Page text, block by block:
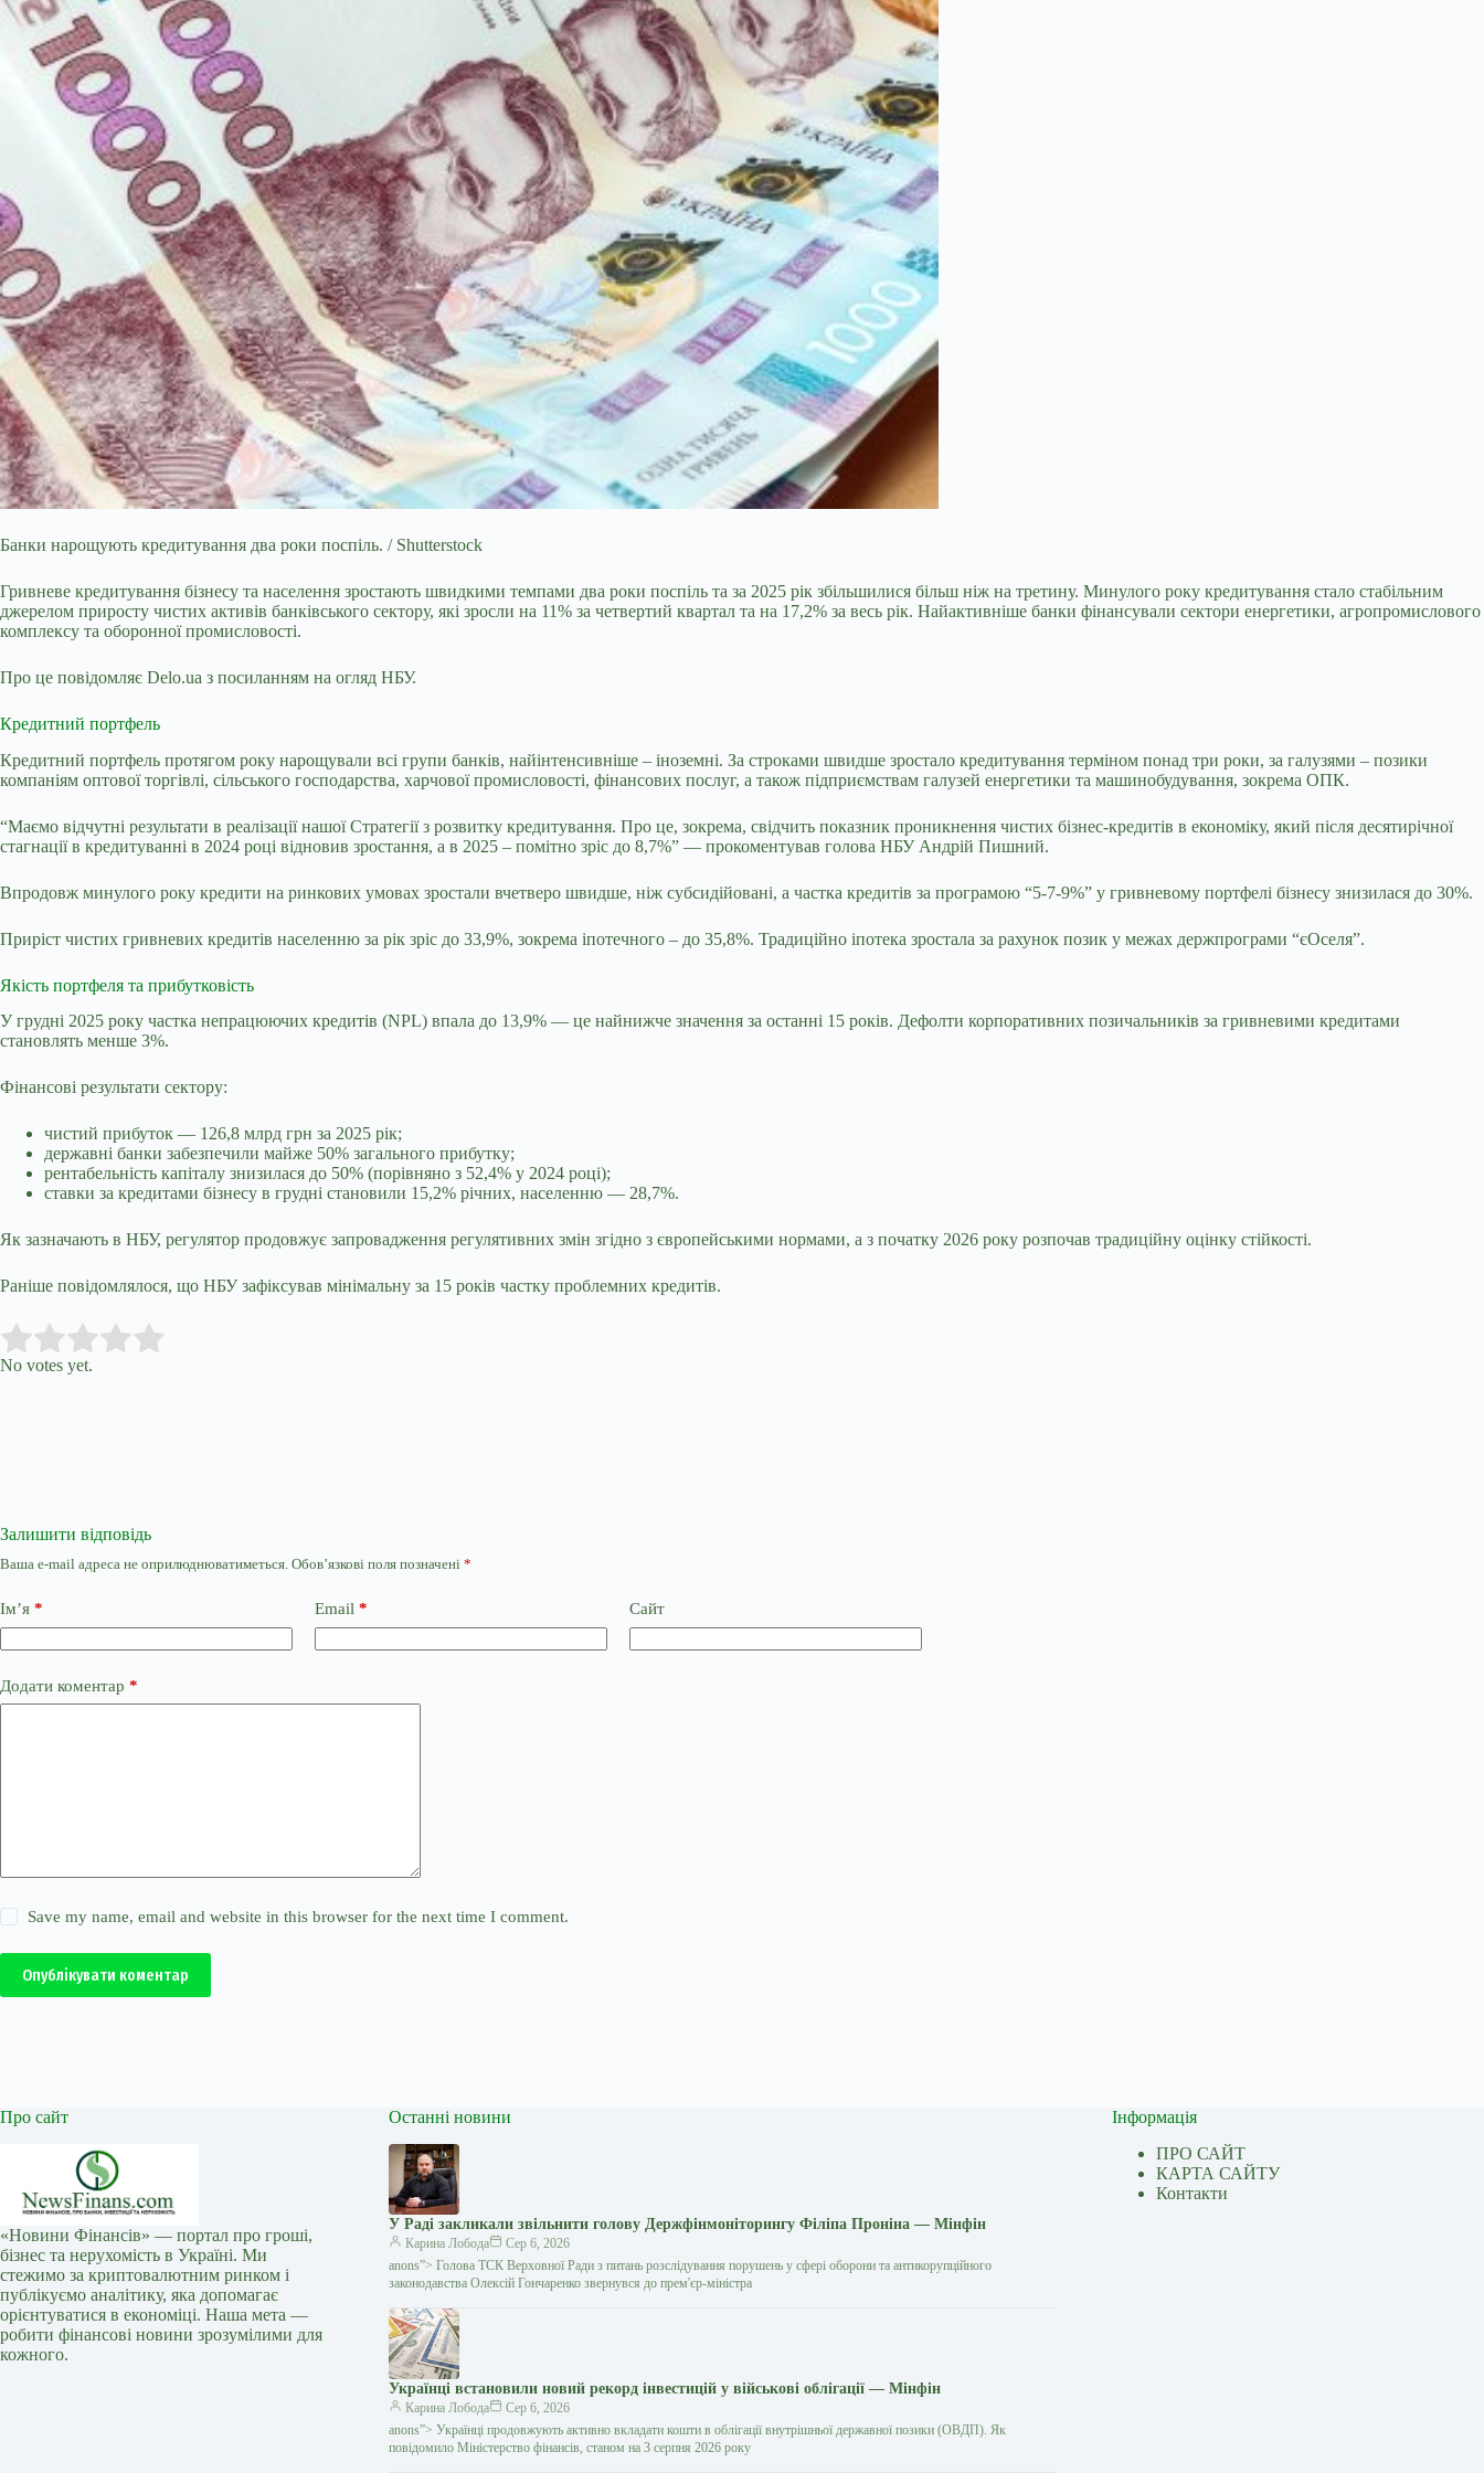
Банки нарощують кредитування два роки поспіль. / Shutterstock
Гривневе кредитування бізнесу та населення зростають швидкими темпами два роки поспіль та за 2025 рік збільшилися більш ніж на третину. Минулого року кредитування стало стабільним
джерелом приросту чистих активів банківського сектору, які зросли на 11% за четвертий квартал та на 17,2% за весь рік. Найактивніше банки фінансували сектори енергетики, агропромислового
комплексу та оборонної промисловості.
Про це повідомляє Delo.ua з посиланням на огляд НБУ.
Кредитний портфель
Кредитний портфель протягом року нарощували всі групи банків, найінтенсивніше – іноземні. За строками швидше зростало кредитування терміном понад три роки, за галузями – позики
компаніям оптової торгівлі, сільського господарства, харчової промисловості, фінансових послуг, а також підприємствам галузей енергетики та машинобудування, зокрема ОПК.
“Маємо відчутні результати в реалізації нашої Стратегії з розвитку кредитування. Про це, зокрема, свідчить показник проникнення чистих бізнес-кредитів в економіку, який після десятирічної
стагнації в кредитуванні в 2024 році відновив зростання, а в 2025 – помітно зріс до 8,7%” — прокоментував голова НБУ Андрій Пишний.
Впродовж минулого року кредити на ринкових умовах зростали вчетверо швидше, ніж субсидійовані, а частка кредитів за програмою “5-7-9%” у гривневому портфелі бізнесу знизилася до 30%.
Приріст чистих гривневих кредитів населенню за рік зріс до 33,9%, зокрема іпотечного – до 35,8%. Традиційно іпотека зростала за рахунок позик у межах держпрограми “єОселя”.
Якість портфеля та прибутковість
У грудні 2025 року частка непрацюючих кредитів (NPL) впала до 13,9% — це найнижче значення за останні 15 років. Дефолти корпоративних позичальників за гривневими кредитами
становлять менше 3%.
Фінансові результати сектору:
чистий прибуток — 126,8 млрд грн за 2025 рік;
державні банки забезпечили майже 50% загального прибутку;
рентабельність капіталу знизилася до 50% (порівняно з 52,4% у 2024 році);
ставки за кредитами бізнесу в грудні становили 15,2% річних, населенню — 28,7%.
Як зазначають в НБУ, регулятор продовжує запровадження регулятивних змін згідно з європейськими нормами, а з початку 2026 року розпочав традиційну оцінку стійкості.
Раніше повідомлялося, що НБУ зафіксував мінімальну за 15 років частку проблемних кредитів.
Rate this item:
No votes yet.
Залишити відповідь
Ваша e-mail адреса не оприлюднюватиметься. Обов’язкові поля позначені *
Ім’я * Email * Сайт
Додати коментар *
Save my name, email and website in this browser for the next time I comment.
Опублікувати коментар
Про сайт
«Новини Фінансів» — портал про гроші,
бізнес та нерухомість в Україні. Ми
стежимо за криптовалютним ринком і
публікуємо аналітику, яка допомагає
орієнтуватися в економіці. Наша мета —
робити фінансові новини зрозумілими для
кожного.
Останні новини
У Раді закликали звільнити голову Держфінмоніторингу Філіпа Проніна — Мінфін
Карина Лобода
Сер 6, 2026
anons”> Голова ТСК Верховної Ради з питань розслідування порушень у сфері оборони та антикорупційного
законодавства Олексій Гончаренко звернувся до прем'єр-міністра
Українці встановили новий рекорд інвестицій у військові облігації — Мінфін
Карина Лобода
Сер 6, 2026
anons”> Українці продовжують активно вкладати кошти в облігації внутрішньої державної позики (ОВДП). Як
повідомило Міністерство фінансів, станом на 3 серпня 2026 року
Інформація
ПРО САЙТ
КАРТА САЙТУ
Контакти